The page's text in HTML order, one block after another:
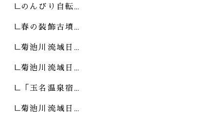
のんびり自転…
春の装飾古墳…
菊池川流域日…
菊池川流域日…
「玉名温泉宿…
菊池川流域日…